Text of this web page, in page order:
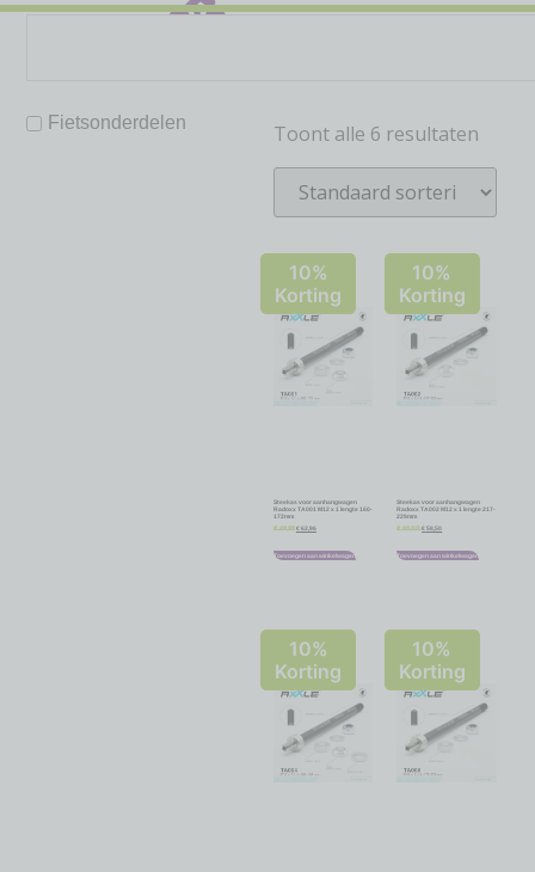
Fietsonderdelen Toont alle 6 resultaten
10%
Korting
Steekas voor aanhangwagen
Radoxx TA001 M12 x 1 lengte 160-
172mm
€ 69,95 € 62,96
Toevoegen aan winkelwagen
10%
Korting
Steekas voor aanhangwagen
Radoxx TA002 M12 x 1 lengte 217-
229mm
€ 65,00 € 58,50
Toevoegen aan winkelwagen
10%
Korting
10%
Korting